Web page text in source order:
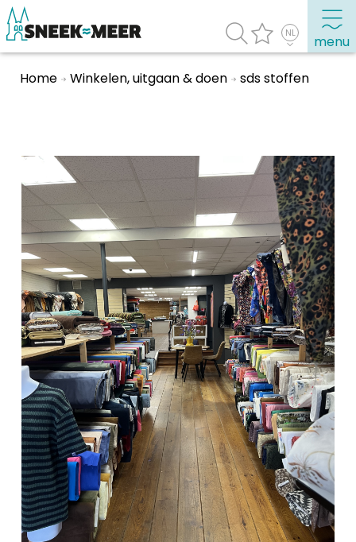
menu
Praktische informatie
Toeristische informatie
Bezienswaardigheden
Winkelen, uitgaan en doen
Eten, drinken & uitgaan
Watersport
Overnachten
Winkelen
En meer
Arrangementen
Jouw Sneek
De Friese meren
Other languages
Home Winkelen, uitgaan & doen sds stoffen